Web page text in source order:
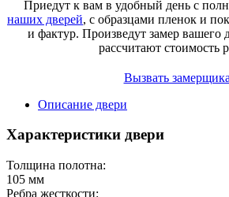
Приедут к вам в удобный день с
наших дверей, с образцами пленок и
и фактур. Произведут замер вашего
рассчитают стоимость
Вызвать замерщика
Описание двери
Характеристики двери
Толщина полотна:
105 мм
Ребра жесткости: